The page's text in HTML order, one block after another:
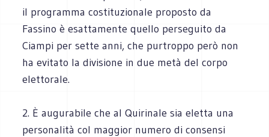
il programma costituzionale proposto da
Fassino è esattamente quello perseguito da
Ciampi per sette anni, che purtroppo però non
ha evitato la divisione in due metà del corpo
elettorale.
2. È augurabile che al Quirinale sia eletta una
personalità col maggior numero di consensi